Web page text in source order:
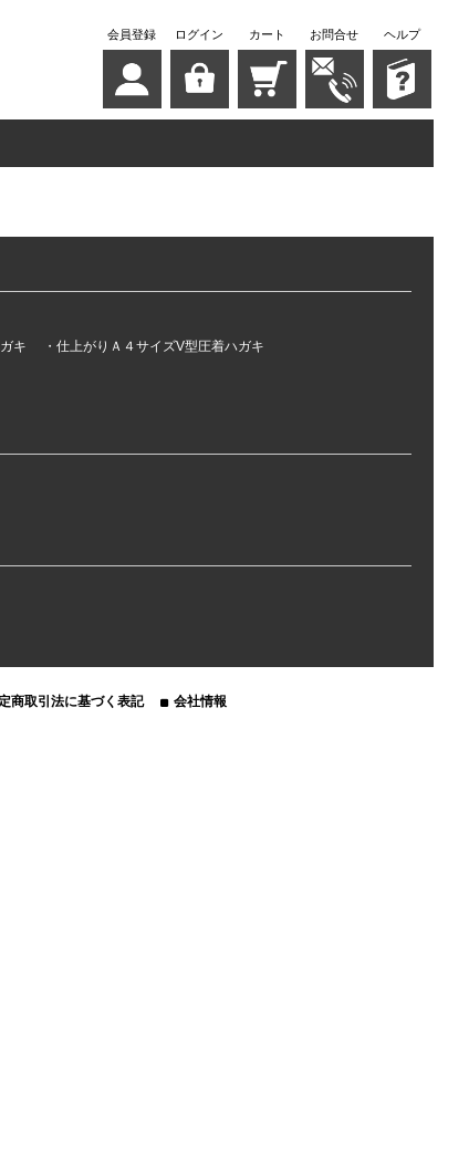
会員登録 ログイン カート お問合せ ヘルプ
キ
仕上がりＡ４サイズV型圧着ハガキ
商取引法に基づく表記
会社情報